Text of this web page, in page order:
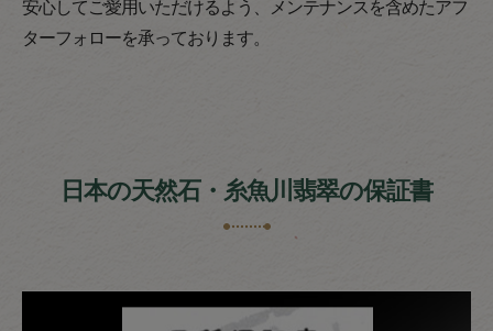
安心してご愛用いただけるよう、メンテナンスを含めたアフ
ターフォローを承っております。
日本の天然石・糸魚川翡翠の保証書